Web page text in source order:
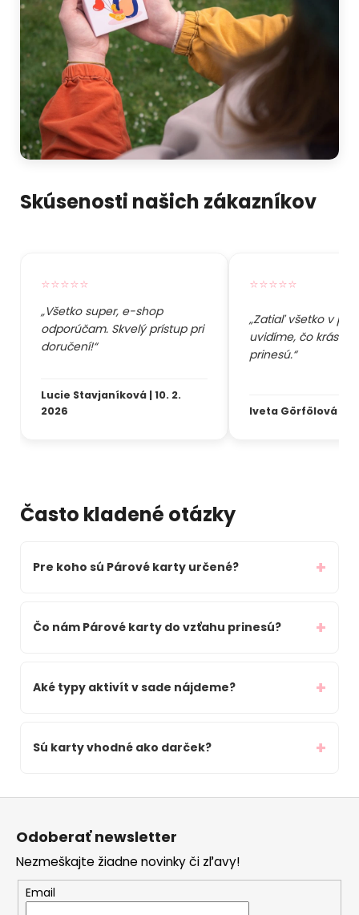
Skúsenosti našich zákazníkov
⭐⭐⭐⭐⭐
„Všetko super, e-shop
odporúčam. Skvelý prístup pri
doručení!“
Lucie Stavjaníková | 10. 2.
2026
⭐⭐⭐⭐⭐
„Zatiaľ všetko v
uvidíme, čo krásne
prinesú.“
Iveta Görfölová |
Často kladené otázky
Pre koho sú Párové karty určené?
Čo nám Párové karty do vzťahu prinesú?
Aké typy aktivít v sade nájdeme?
Sú karty vhodné ako darček?
Z
Odoberať newsletter
Nezmeškajte žiadne novinky či zľavy!
Email